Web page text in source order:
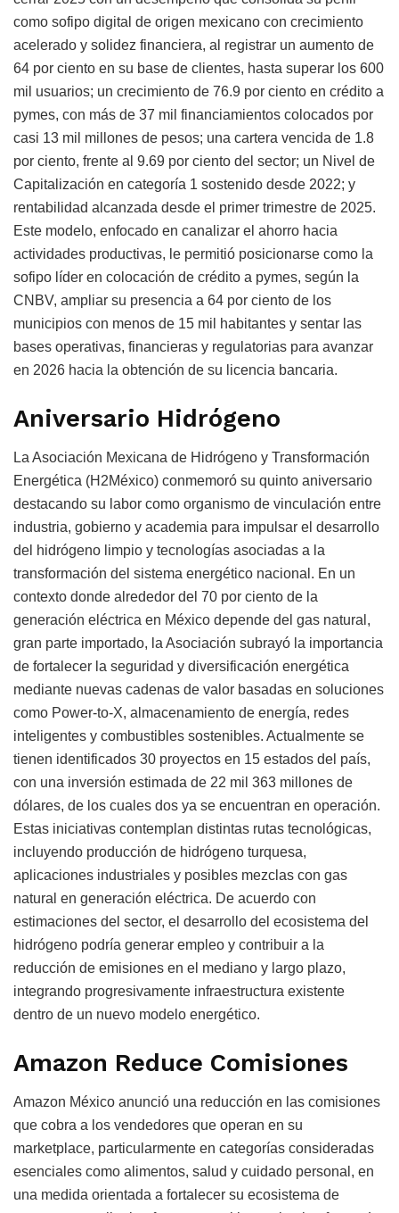
como sofipo digital de origen mexicano con crecimiento
acelerado y solidez financiera, al registrar un aumento de
64 por ciento en su base de clientes, hasta superar los 600
mil usuarios; un crecimiento de 76.9 por ciento en crédito a
pymes, con más de 37 mil financiamientos colocados por
casi 13 mil millones de pesos; una cartera vencida de 1.8
por ciento, frente al 9.69 por ciento del sector; un Nivel de
Capitalización en categoría 1 sostenido desde 2022; y
rentabilidad alcanzada desde el primer trimestre de 2025.
Este modelo, enfocado en canalizar el ahorro hacia
actividades productivas, le permitió posicionarse como la
sofipo líder en colocación de crédito a pymes, según la
CNBV, ampliar su presencia a 64 por ciento de los
municipios con menos de 15 mil habitantes y sentar las
bases operativas, financieras y regulatorias para avanzar
en 2026 hacia la obtención de su licencia bancaria.
Aniversario Hidrógeno
La Asociación Mexicana de Hidrógeno y Transformación
Energética (H2México) conmemoró su quinto aniversario
destacando su labor como organismo de vinculación entre
industria, gobierno y academia para impulsar el desarrollo
del hidrógeno limpio y tecnologías asociadas a la
transformación del sistema energético nacional. En un
contexto donde alrededor del 70 por ciento de la
generación eléctrica en México depende del gas natural,
gran parte importado, la Asociación subrayó la importancia
de fortalecer la seguridad y diversificación energética
mediante nuevas cadenas de valor basadas en soluciones
como Power-to-X, almacenamiento de energía, redes
inteligentes y combustibles sostenibles. Actualmente se
tienen identificados 30 proyectos en 15 estados del país,
con una inversión estimada de 22 mil 363 millones de
dólares, de los cuales dos ya se encuentran en operación.
Estas iniciativas contemplan distintas rutas tecnológicas,
incluyendo producción de hidrógeno turquesa,
aplicaciones industriales y posibles mezclas con gas
natural en generación eléctrica. De acuerdo con
estimaciones del sector, el desarrollo del ecosistema del
hidrógeno podría generar empleo y contribuir a la
reducción de emisiones en el mediano y largo plazo,
integrando progresivamente infraestructura existente
dentro de un nuevo modelo energético.
Amazon Reduce Comisiones
Amazon México anunció una reducción en las comisiones
que cobra a los vendedores que operan en su
marketplace, particularmente en categorías consideradas
esenciales como alimentos, salud y cuidado personal, en
una medida orientada a fortalecer su ecosistema de